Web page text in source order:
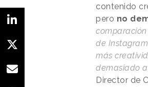
contenido
pero no
de
más
demasiado
Director de